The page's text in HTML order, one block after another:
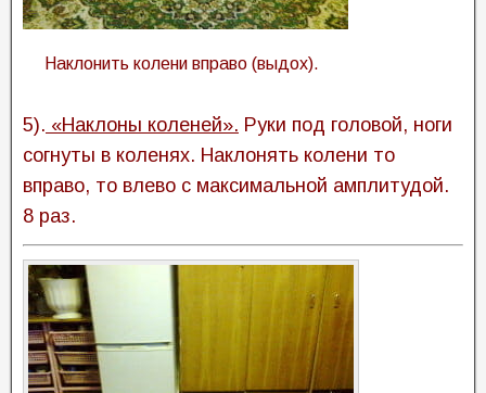
Наклонить колени вправо (выдох).
5). «Наклоны коленей». Руки под головой, ноги
согнуты в коленях. Наклонять колени то
вправо, то влево с максимальной амплитудой.
8 раз.